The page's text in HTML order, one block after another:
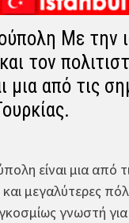
Με την
τον
μια από τις
είναι μια από
μεγαλύτερες
γνωστή